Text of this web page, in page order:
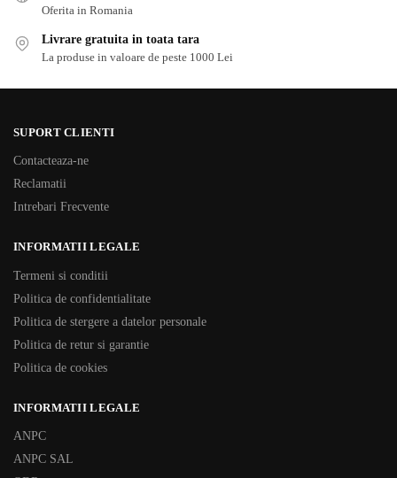
Oferita in Romania
Livrare gratuita in toata tara
La produse in valoare de peste 1000 Lei
SUPORT CLIENTI
Contacteaza-ne
Reclamatii
Intrebari Frecvente
INFORMATII LEGALE
Termeni si conditii
Politica de confidentialitate
Politica de stergere a datelor personale
Politica de retur si garantie
Politica de cookies
INFORMATII LEGALE
ANPC
ANPC SAL